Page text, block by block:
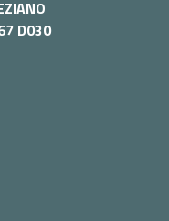
D030